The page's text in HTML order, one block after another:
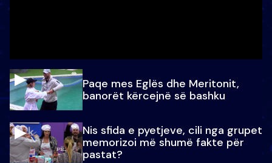
Paqe mes Eglës dhe Meritonit,
banorët kërcejnë së bashku
Nis sfida e pyetjeve, cili nga grupet
memorizoi më shumë fakte për
pastat?